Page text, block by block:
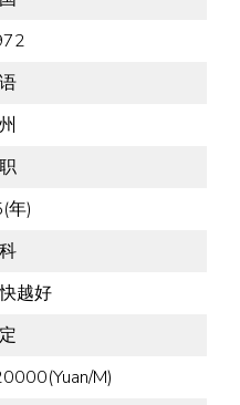
年)
越好
M)